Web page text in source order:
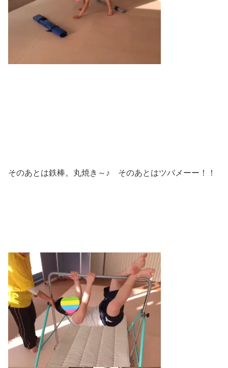
そのあとは鉄棒。丸焼き～♪ そのあとはツバメーー！！